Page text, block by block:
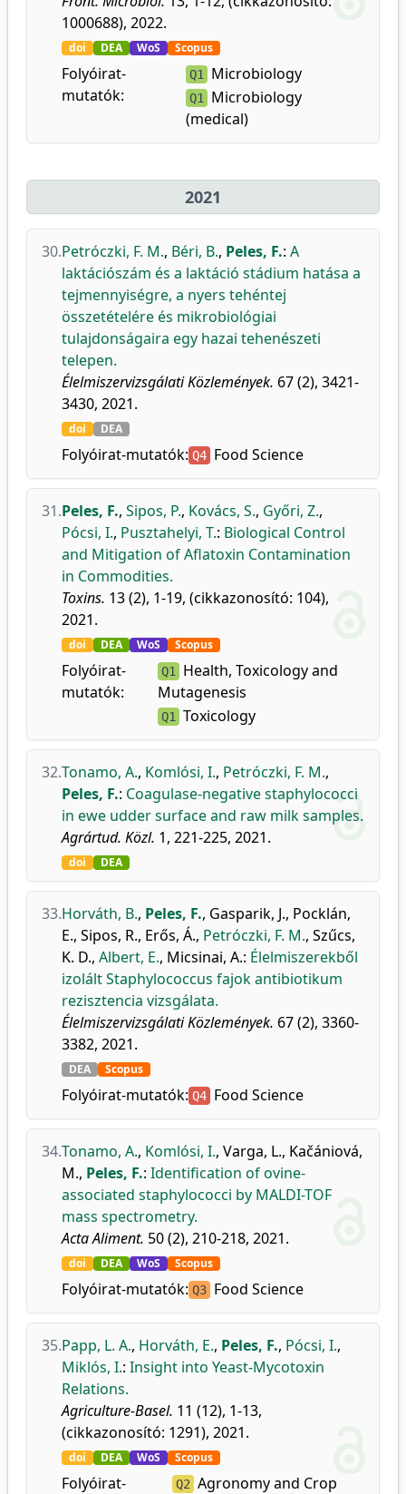
1000688), 2022.
doi DEA WoS Scopus
Folyóirat-
mutatók:
Q1 Microbiology
Q1
Microbiology
(medical)
2021
30.Petróczki, F. M., Béri, B., Peles, F.: A
laktációszám és a laktáció stádium hatása a
tejmennyiségre, a nyers tehéntej
összetételére és mikrobiológiai
tulajdonságaira egy hazai tehenészeti
telepen.
Élelmiszervizsgálati Közlemények. 67 (2), 3421-
3430, 2021.
doi DEA
Folyóirat-mutatók: Q4 Food Science
31.Peles, F., Sipos, P., Kovács, S., Győri, Z.,
Pócsi, I., Pusztahelyi, T.: Biological Control
and Mitigation of Aflatoxin Contamination
in Commodities.
Toxins. 13 (2), 1-19, (cikkazonosító: 104),
2021.
doi DEA WoS Scopus
Folyóirat-
mutatók:
Q1
Health, Toxicology and
Mutagenesis
Q1 Toxicology
32.Tonamo, A., Komlósi, I., Petróczki, F. M.,
Peles, F.: Coagulase-negative staphylococci
in ewe udder surface and raw milk samples.
Agrártud. Közl. 1, 221-225, 2021.
doi DEA
33.Horváth, B., Peles, F., Gasparik, J., Pocklán,
E., Sipos, R., Erős, Á., Petróczki, F. M., Szűcs,
K. D., Albert, E., Micsinai, A.: Élelmiszerekből
izolált Staphylococcus fajok antibiotikum
rezisztencia vizsgálata.
Élelmiszervizsgálati Közlemények. 67 (2), 3360-
3382, 2021.
DEA Scopus
Folyóirat-mutatók: Q4 Food Science
34.Tonamo, A., Komlósi, I., Varga, L., Kačániová,
M., Peles, F.: Identification of ovine-
associated staphylococci by MALDI-TOF
mass spectrometry.
Acta Aliment. 50 (2), 210-218, 2021.
doi DEA WoS Scopus
Folyóirat-mutatók: Q3 Food Science
35.Papp, L. A., Horváth, E., Peles, F., Pócsi, I.,
Miklós, I.: Insight into Yeast-Mycotoxin
Relations.
Agriculture-Basel. 11 (12), 1-13,
(cikkazonosító: 1291), 2021.
doi DEA WoS Scopus
Folyóirat-
Q2 Agronomy and Crop